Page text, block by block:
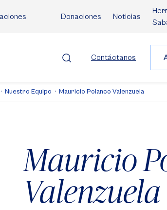
Donaciones Noticias
Contáctanos
Nuestro Equipo Mauricio Polanco Valenzuela
Mauricio
Valenzuela